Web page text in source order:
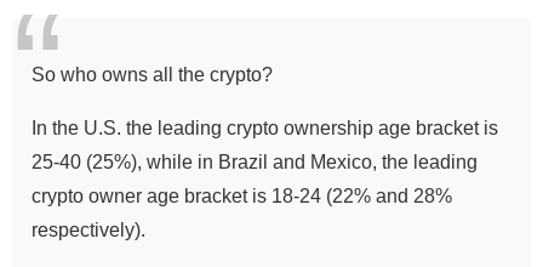
So who owns all the crypto?
In the U.S. the leading crypto ownership age bracket is
25-40 (25%), while in Brazil and Mexico, the leading
crypto owner age bracket is 18-24 (22% and 28%
respectively).